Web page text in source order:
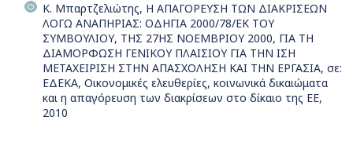
Κ. Μπαρτζελιώτης, Η ΑΠΑΓΟΡΕΥΣΗ ΤΩΝ ΔΙΑΚΡΙΣΕΩΝ
ΛΟΓΩ ΑΝΑΠΗΡΙΑΣ: ΟΔΗΓΙΑ 2000/78/ΕΚ ΤΟΥ
ΣΥΜΒΟΥΛΙΟΥ, ΤΗΣ 27ΗΣ ΝΟΕΜΒΡΙΟΥ 2000, ΓΙΑ ΤΗ
ΔΙΑΜΟΡΦΩΣΗ ΓΕΝΙΚΟΥ ΠΛΑΙΣΙΟΥ ΓΙΑ ΤΗΝ ΙΣΗ
ΜΕΤΑΧΕΙΡΙΣΗ ΣΤΗΝ ΑΠΑΣΧΟΛΗΣΗ ΚΑΙ ΤΗΝ ΕΡΓΑΣΙΑ, σε:
ΕΔΕΚΑ, Οικονομικές ελευθερίες, κοινωνικά δικαιώματα
και η απαγόρευση των διακρίσεων στο δίκαιο της ΕΕ,
2010